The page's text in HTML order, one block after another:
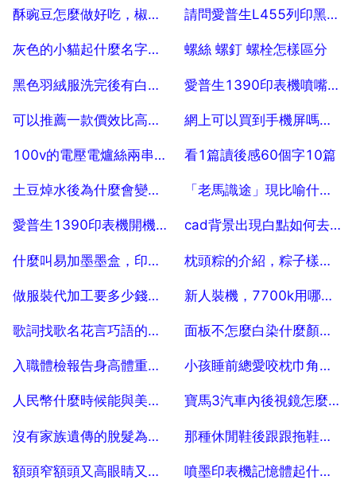
2025-07-25 2025-07-25
酥豌豆怎麼做好吃，椒鹽酥豌豆的家常做法
2025-07-25
請問愛普生L455列印黑白時，4瓶必須都有墨水嗎？如果是，都是黑的行嗎？
2025-07-25
灰色的小貓起什麼名字好呢
2025-07-25
螺絲 螺釘 螺栓怎樣區分
2025-07-25
黑色羽絨服洗完後有白條怎麼辦
2025-07-25
愛普生1390印表機噴嘴檢查樣張顯示 斷線 躥墨，該怎麼辦？求大神解答
2025-07-25
可以推薦一款價效比高的iphone電池牌子嗎？
2025-07-25
網上可以買到手機屏嗎，自己可以換嗎？
2025-07-25
100v的電壓電爐絲兩串聯用220v電壓可以嗎
2025-07-25
看1篇讀後感60個字10篇
2025-07-25
土豆焯水後為什麼會變黑，土豆用熱水焯一遍就變黑了，如何避免？
2025-07-25
「老馬識途」現比喻什麼？
2025-07-25
愛普生1390印表機開機沒反應該怎麼檢修
2025-07-25
cad背景出現白點如何去掉
2025-07-25
什麼叫易加墨墨盒，印表機中易加墨和連噴是什麼意思 哪個便宜方便
2025-07-25
枕頭粽的介紹，粽子樣子的介紹
2025-07-25
做服裝代加工要多少錢，服裝代加工一件衣服加工費多少
2025-07-25
新人裝機，7700k用哪款z170，會不會不相容
2025-07-25
歌詞找歌名花言巧語的時候
2025-07-25
面板不怎麼白染什麼顏色的頭髮好看
2025-07-25
入職體檢報告身高體重與本人不符，怎麼辦？ 30
2025-07-25
小孩睡前總愛咬枕巾角，是不是有什麼病
2025-07-25
人民幣什麼時候能與美元等值
2025-07-25
寶馬3汽車內後視鏡怎麼安裝
2025-07-25
沒有家族遺傳的脫髮為什麼被說成男性型脫髮
2025-07-25
那種休閒鞋後跟跟拖鞋差不多的,叫什麼鞋
2025-07-25
額頭窄額頭又高眼睛又往裡凹適合什麼髮型 噴墨印表機記憶體起什麼作用